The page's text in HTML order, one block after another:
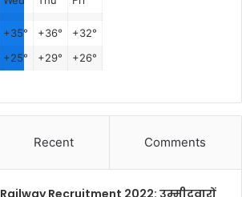
+35° +36° +32°
+25° +29° +26°
Recent Comments
Railway Recruitment 2022: उम्मीदवारों